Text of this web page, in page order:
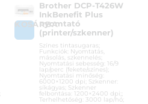
KOSÁRBA
Brother DCP-T426W
InkBenefit Plus
nyomtató
(printer/szkenner)
Színes tintasugaras;
Funkciók: Nyomtatás,
másolás, szkennelés;
Nyomtatási sebesség: 16/9
lap/perc (fekete/színes);
Nyomtatási minőség:
6000×1200 dpi; Szkenner:
síkágyas; Szkenner
felbontása: 1200×2400 dpi;;
Terhelhetőség: 3000 lap/hó;